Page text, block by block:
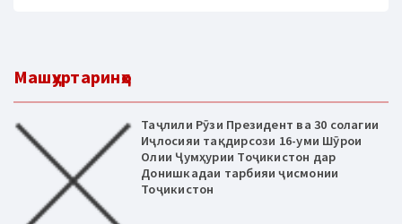
Машҳуртаринҳо
Таҷлили Рӯзи Президент ва 30 солагии
Иҷлосияи тақдирсози 16-уми Шӯрои
Олии Ҷумҳурии Тоҷикистон дар
Донишкадаи тарбияи ҷисмонии
Тоҷикистон